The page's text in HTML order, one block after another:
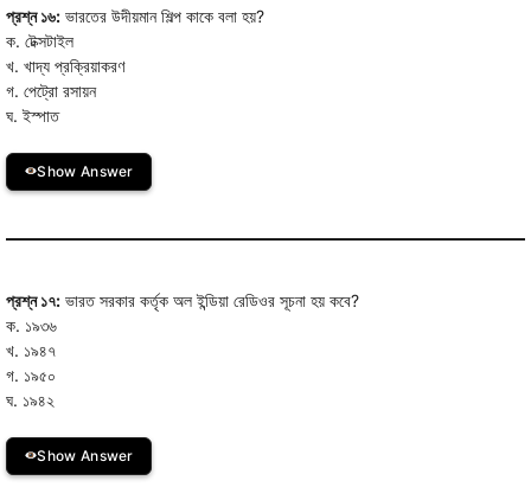
প্রশ্ন ১৬: ভারতের উদীয়মান শিল্প কাকে বলা হয়?
ক. টেক্সটাইল
খ. খাদ্য প্রক্রিয়াকরণ
গ. পেট্রো রসায়ন
ঘ. ইস্পাত
Show Answer
প্রশ্ন ১৭: ভারত সরকার কর্তৃক অল ইন্ডিয়া রেডিওর সূচনা হয় কবে?
ক. ১৯৩৬
খ. ১৯৪৭
গ. ১৯৫০
ঘ. ১৯৪২
Show Answer